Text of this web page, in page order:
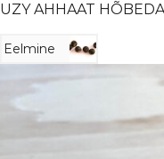
UZY AHHAAT
Eelmine